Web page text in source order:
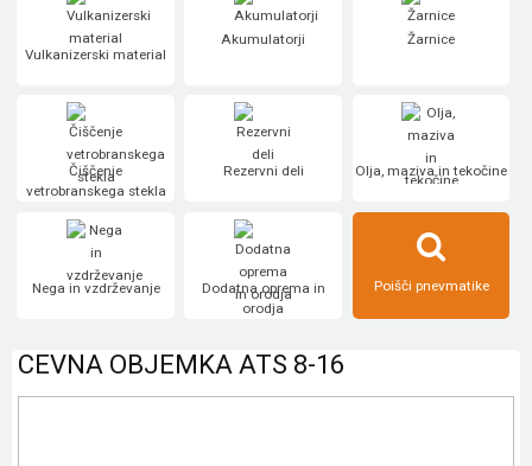
Vulkanizerski material
Akumulatorji Žarnice
Čiščenje
vetrobranskega stekla
Rezervni deli Olja, maziva in tekočine
Nega in vzdrževanje
Dodatna oprema in
orodja
Poišči pnevmatike
CEVNA OBJEMKA ATS 8-16